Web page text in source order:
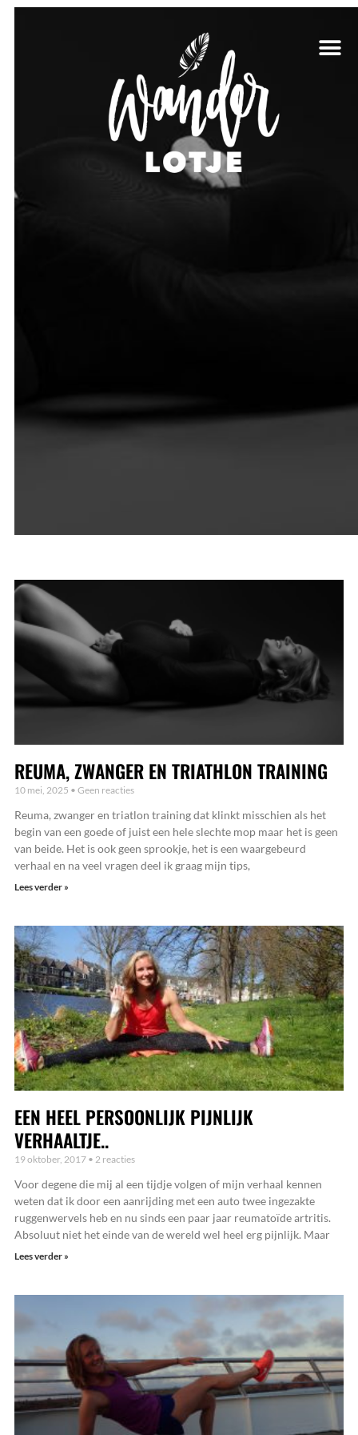
REUMA, ZWANGER EN TRIATHLON TRAINING
10 mei, 2025 Geen reacties
Reuma, zwanger en triatlon training dat klinkt misschien als het
begin van een goede of juist een hele slechte mop maar het is geen
van beide. Het is ook geen sprookje, het is een waargebeurd
verhaal en na veel vragen deel ik graag mijn tips,
Lees verder »
EEN HEEL PERSOONLIJK PIJNLIJK
VERHAALTJE..
19 oktober, 2017 2 reacties
Voor degene die mij al een tijdje volgen of mijn verhaal kennen
weten dat ik door een aanrijding met een auto twee ingezakte
ruggenwervels heb en nu sinds een paar jaar reumatoïde artritis.
Absoluut niet het einde van de wereld wel heel erg pijnlijk. Maar
Lees verder »